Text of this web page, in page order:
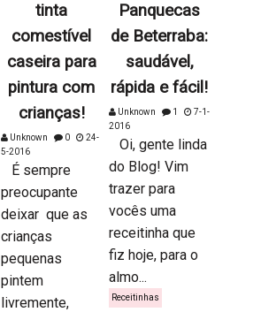
tinta
comestível
caseira para
pintura com
crianças!
Unknown 0
24-
5-2016
É sempre
preocupante
deixar que as
crianças
pequenas
pintem
livremente,
Panquecas
de Beterraba:
saudável,
rápida e fácil!
Unknown 1
7-1-
2016
Oi, gente linda
do Blog! Vim
trazer para
vocês uma
receitinha que
fiz hoje, para o
almo...
Receitinhas